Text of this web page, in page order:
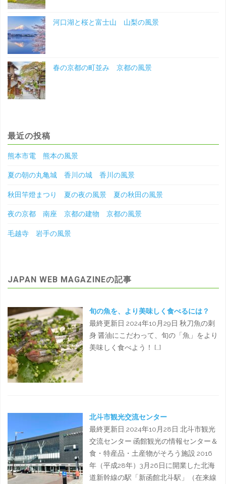
河口湖と桜と富士山 山梨の風景
春の京都の町並み 京都の風景
最近の投稿
熊本市電 熊本の風景
夏の朝の丸亀城 香川の城 香川の風景
秋田竿燈まつり 夏の夜の風景 夏の秋田の風景
夜の京都 南座 京都の建物 京都の風景
毛越寺 岩手の風景
JAPAN WEB MAGAZINEの記事
旬の魚を、より美味しく食べるには？
最終更新日 2024年10月29日 秋刀魚の刺
身 醤油にこだわって、旬の「魚」をより
美味しく食べよう！ […]
北斗市観光交流センター
最終更新日 2024年10月28日 北斗市観光
交流センター 函館観光の情報センター＆
食・特産品・土産物がそろう施設 2016
年（平成28年）3月26日に開業した北海
道新幹線の駅「新函館北斗駅」（在来線